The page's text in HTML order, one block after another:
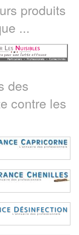
produits
...
des
contre les